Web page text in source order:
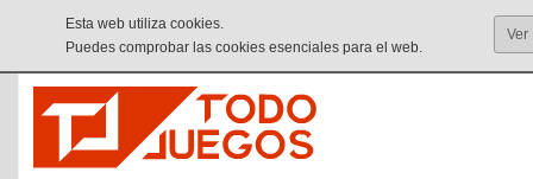
Esta web utiliza cookies.
Puedes comprobar las cookies esenciales para el web.
Ver